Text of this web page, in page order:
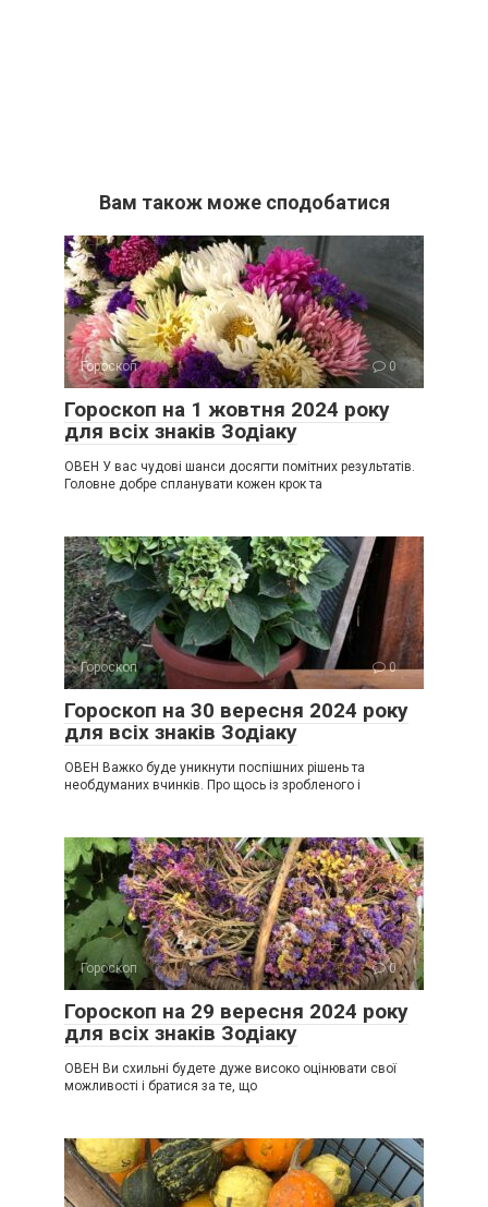
Вам також може сподобатися
Гороскоп 0
Гороскоп на 1 жовтня 2024 року
для всіх знаків Зодіаку
ОВЕН У вас чудові шанси досягти помітних результатів.
Головне добре спланувати кожен крок та
Гороскоп 0
Гороскоп на 30 вересня 2024 року
для всіх знаків Зодіаку
ОВЕН Важко буде уникнути поспішних рішень та
необдуманих вчинків. Про щось із зробленого і
Гороскоп 0
Гороскоп на 29 вересня 2024 року
для всіх знаків Зодіаку
ОВЕН Ви схильні будете дуже високо оцінювати свої
можливості і братися за те, що